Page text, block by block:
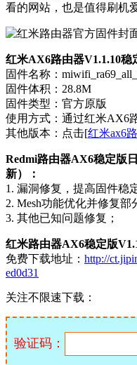
看的网站，也是值得刷机
红米AX6路由器V1.1.10稳
固件名称：
固件体积：28.8M
固件类型：官方原版
使用方式：通过红米AX6
其他版本：点击[红米ax6
Redmi路由器AX6稳定版
新）：
1. 漏洞修复，提高固件稳
2. Mesh功能优化并修复部
3. 其他已知问题修复；
红米路由器AX6稳定版
免费下载地址： http://
ed0d31
关注不限速下载：
验证码：